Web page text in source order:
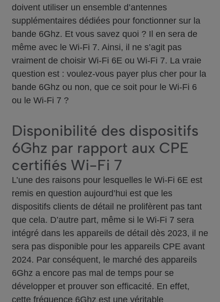
doivent utiliser un ensemble d’antennes
supplémentaires dédiées pour fonctionner sur la
bande 6Ghz. Et vous savez quoi ? Il en sera de
même avec le Wi-Fi 7. Ainsi, il ne s’agit pas
vraiment de choisir Wi-Fi 6E ou Wi-Fi 7. La vraie
question est : voulez-vous payer plus cher pour la
bande 6Ghz ou non, que ce soit pour le Wi-Fi 6
ou le Wi-Fi 7 ?
Disponibilité des dispositifs
6Ghz par rapport aux CPE
certifiés Wi-Fi 7
L’une des raisons pour lesquelles le Wi-Fi 6E est
remis en question aujourd’hui est que les
dispositifs clients de détail ne prolifèrent pas tant
que cela. D’autre part, même si le Wi-Fi 7 sera
intégré dans les appareils de détail dès 2023, il ne
sera pas disponible pour les appareils CPE avant
2024. Par conséquent, le marché des appareils
6Ghz a encore pas mal de temps pour se
développer et prouver son efficacité. En effet,
cette fréquence 6Ghz est une véritable